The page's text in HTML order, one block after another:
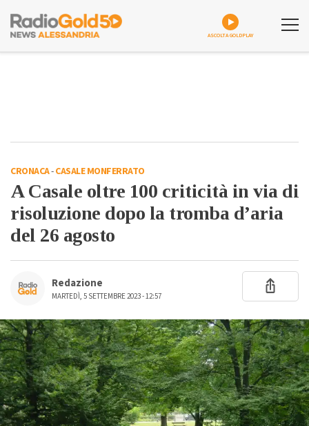
ASCOLTA GOLDPLAY
CRONACA-CASALE MONFERRATO
A Casale oltre 100 criticità in via di
risoluzione dopo la tromba d’aria
del 26 agosto
Redazione
MARTEDÌ, 5 SETTEMBRE 2023 - 12:57